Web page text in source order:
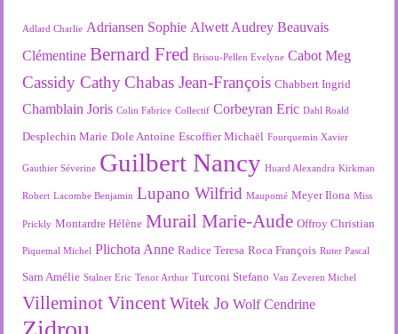
Adlard Charlie Adriansen Sophie Alwett Audrey Beauvais
Clémentine Bernard Fred Brisou-Pellen Evelyne Cabot Meg
Cassidy Cathy Chabas Jean-François Chabbert Ingrid
Chamblain Joris Colin Fabrice Collectif Corbeyran Eric Dahl Roald
Desplechin Marie Dole Antoine Escoffier Michaël Fourquemin Xavier
Gauthier Séverine Guilbert Nancy Huard Alexandra Kirkman
Robert Lacombe Benjamin Lupano Wilfrid Maupomé Meyer Ilona Miss
Prickly Montardre Hélène Murail Marie-Aude Offroy Christian
Piquemal Michel Plichota Anne Radice Teresa Roca François Ruter Pascal
Sarn Amélie Stalner Eric Tenor Arthur Turconi Stefano Van Zeveren Michel
Villeminot Vincent Witek Jo Wolf Cendrine